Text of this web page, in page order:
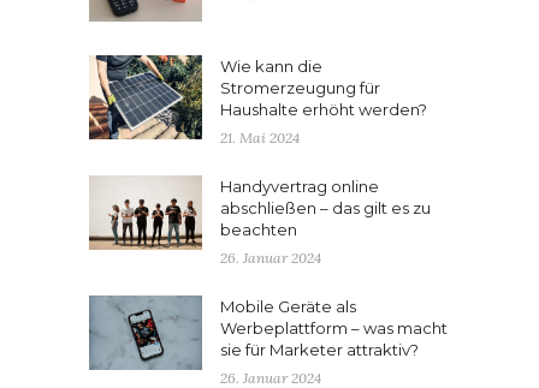
Wie kann die
Stromerzeugung für
Haushalte erhöht werden?
21. Mai 2024
Handyvertrag online
abschließen – das gilt es zu
beachten
26. Januar 2024
Mobile Geräte als
Werbeplattform – was macht
sie für Marketer attraktiv?
26. Januar 2024